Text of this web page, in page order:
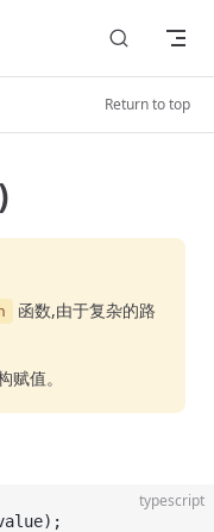
Return to top
函数,由于复杂的路
值。
typescript